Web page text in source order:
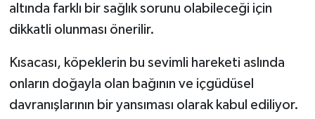
altında farklı bir sağlık sorunu olabileceği için
dikkatli olunması önerilir.
Kısacası, köpeklerin bu sevimli hareketi aslında
onların doğayla olan bağının ve içgüdüsel
davranışlarının bir yansıması olarak kabul ediliyor.